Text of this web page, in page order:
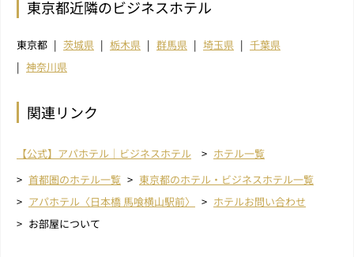
東京都近隣のビジネスホテル
東京都 茨城県 栃木県 群馬県 埼玉県
千葉県
神奈川県
関連リンク
【公式】アパホテル｜ビジネスホテル
ホテル一覧
首都圏のホテル一覧
東京都のホテル・ビジネスホテル一覧
アパホテル〈日本橋 馬喰横山駅前〉
ホテルお問い合わせ
お部屋について